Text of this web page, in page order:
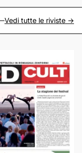
Vedi tutte le riviste ->